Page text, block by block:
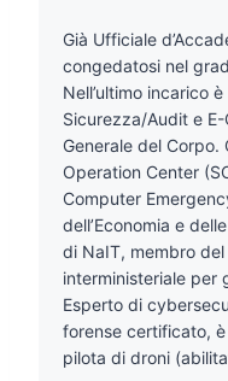
Già Ufficiale
congedatosi nel
Nell’ultimo incarico
Sicurezza/Audit e
Generale del
Operation Center
Computer
dell’Economia e
di NaIT, membro
interministeriale per
Esperto di
forense certificato, è
pilota di droni